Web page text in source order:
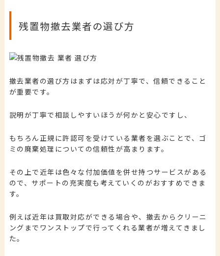
残置物撤去業者の選び方
撤去業者の選び方はまずは応対が丁寧で、信頼できること
が重要です。
説明が丁寧で相談しやすいほうが何かと安心ですし、
もちろん正規に許認可を受けている業者を選ぶことで、ゴ
ミの廃棄処理についての信頼性が高まります。
その上で近年は色々な付加価値を併せ持つサービスがある
ので、サポートの充実度も考えていくのがおすすめできま
す。
例えば近年は買取対応ができる場合や、撤去からクリーニ
ングまでワンストップで行ってくれる業者が増えてきまし
た。